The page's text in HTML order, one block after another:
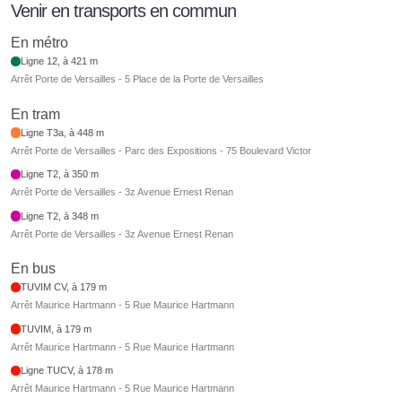
Venir en transports en commun
En métro
Ligne 12, à 421 m
Arrêt Porte de Versailles - 5 Place de la Porte de Versailles
En tram
Ligne T3a, à 448 m
Arrêt Porte de Versailles - Parc des Expositions - 75 Boulevard Victor
Ligne T2, à 350 m
Arrêt Porte de Versailles - 3z Avenue Ernest Renan
Ligne T2, à 348 m
Arrêt Porte de Versailles - 3z Avenue Ernest Renan
En bus
TUVIM CV, à 179 m
Arrêt Maurice Hartmann - 5 Rue Maurice Hartmann
TUVIM, à 179 m
Arrêt Maurice Hartmann - 5 Rue Maurice Hartmann
Ligne TUCV, à 178 m
Arrêt Maurice Hartmann - 5 Rue Maurice Hartmann